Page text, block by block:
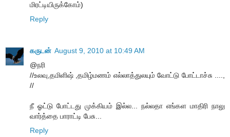
மிரட்டியிருக்கோம்)
Reply
கருடன் August 9, 2010 at 10:49 AM
@நரி
//உலவு,தமிளிஷ் ,தமிழ்மணம் எல்லாத்துலயும் வோட்டு போட்டாச்சு ....,
//
நீ ஓட்டு போட்டது முக்கியம் இல்ல... நல்லதா எங்கள மாதிரி நாலு
வார்த்தை பாராட்டி பேசு...
Reply